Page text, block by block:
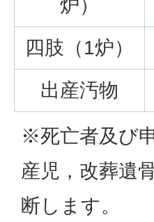
炉）
四肢（1炉）
出産汚物
※死亡者及び
産児，改葬遺
断します。